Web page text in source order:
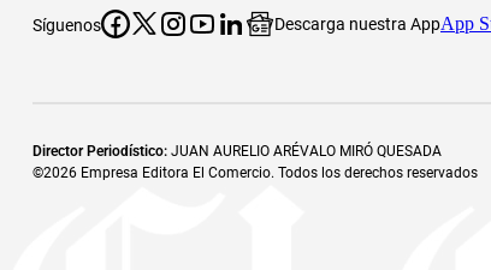
Síguenos Descarga nuestra AppApp
Director Periodístico: JUAN AURELIO ARÉVALO MIRÓ QUESADA
©2026 Empresa Editora El Comercio. Todos los derechos reservados